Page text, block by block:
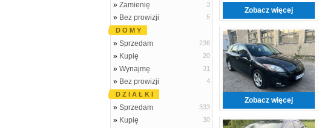
» Zamienię 3
» Bez prowizji
5
D O M Y
» Sprzedam 236
» Kupię 20
» Wynajmę 31
» Bez prowizji
4
D Z I A Ł K I
» Sprzedam 333
» Kupię 30
Zobacz więcej
Zobacz więcej